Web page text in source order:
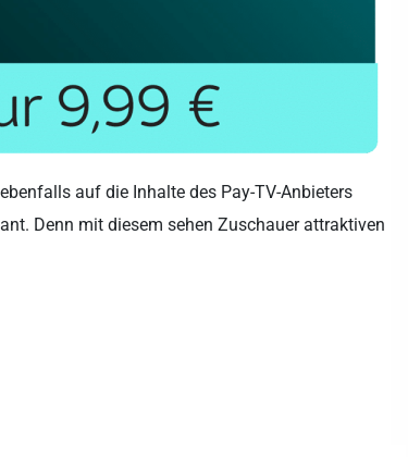
auf die Inhalte des Pay-TV-Anbieters
Denn mit diesem sehen Zuschauer attraktiven